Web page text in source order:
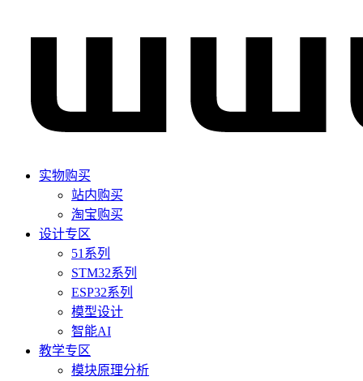
实物购买
站内购买
淘宝购买
设计专区
51系列
STM32系列
ESP32系列
模型设计
智能AI
教学专区
模块原理分析